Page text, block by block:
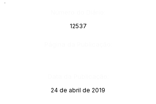
12537
24 de abril de 2019